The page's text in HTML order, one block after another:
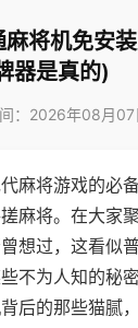
将机免安
器是真的)
：2026年08月07
麻将游戏的必
麻将。在大家
想过，这看似普
不为人知的秘
后的那些猫腻